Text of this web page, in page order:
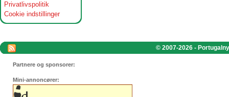
Privatlivspolitik
Cookie indstillinger
© 2007-2026 -
Partnere og sponsorer:
Mini-annoncører: